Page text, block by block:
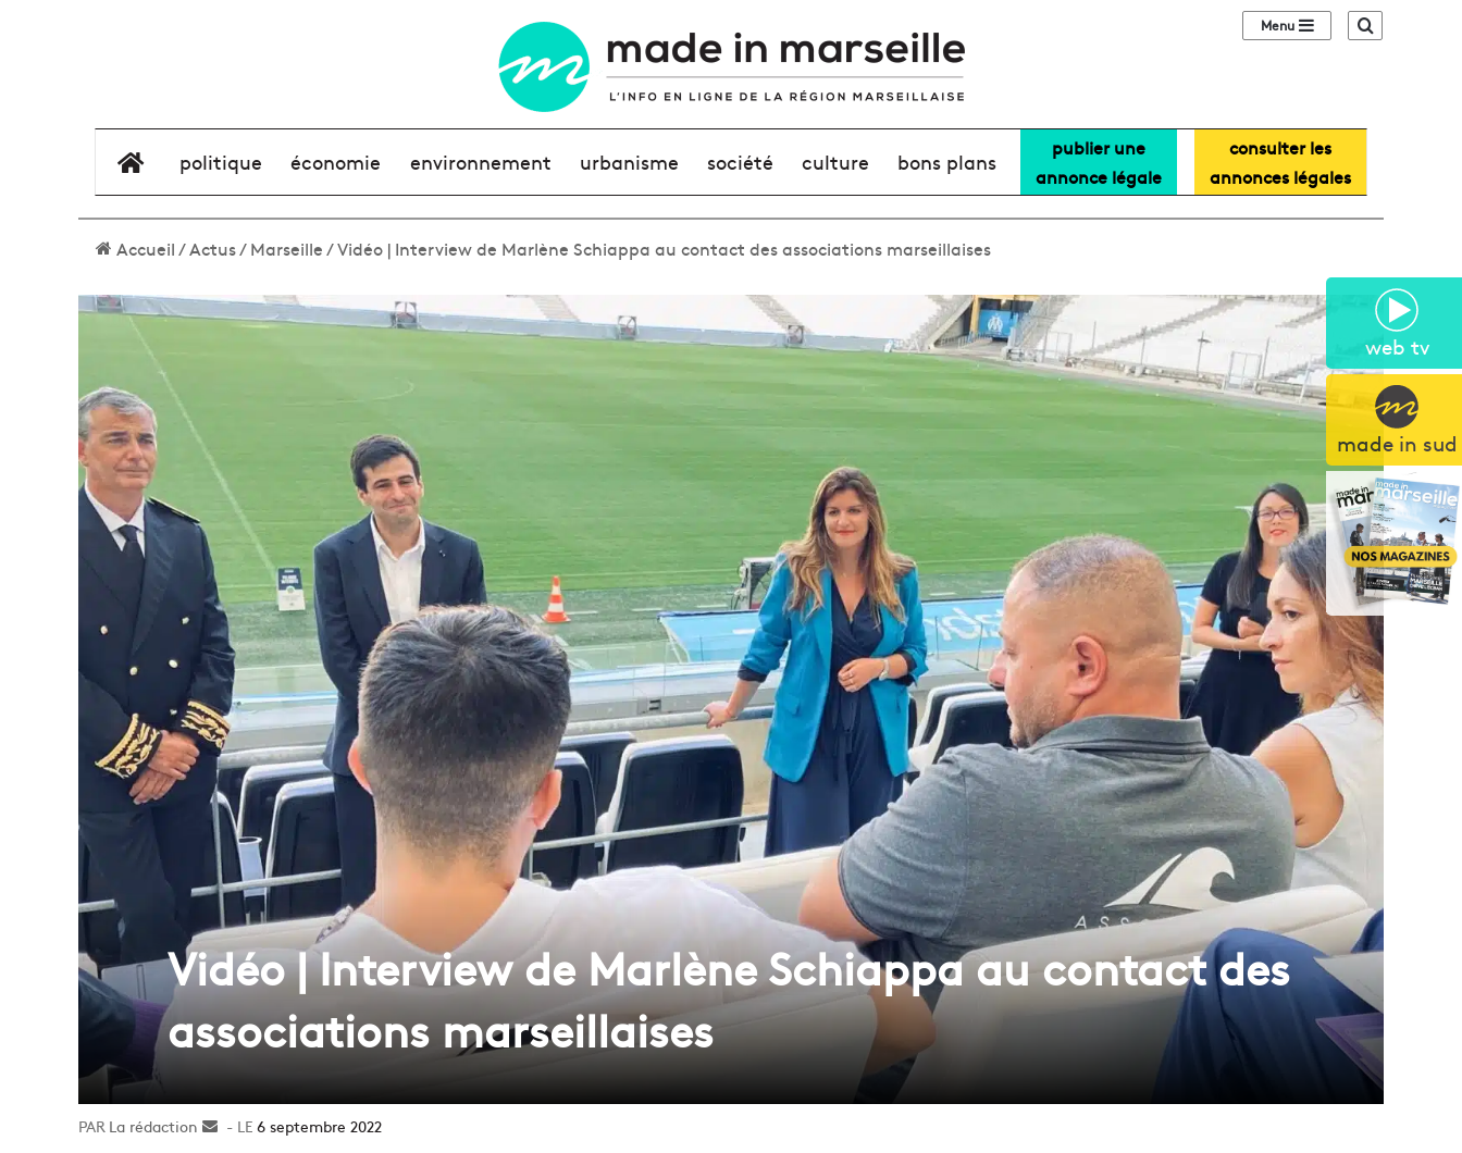
web tv
made in sud
Sidebar (barre
élément de menu
politique économie environnement urbanisme société culture bons plans
publier une
annonce légale
consulter les
annonces légales
Accueil/Actus/Marseille/Vidéo | Interview de Marlène Schiappa au contact des associations marseillaises
Vidéo | Interview de Marlène Schiappa au contact des
associations marseillaises
La rédaction
Envoyer6 septembre 2022